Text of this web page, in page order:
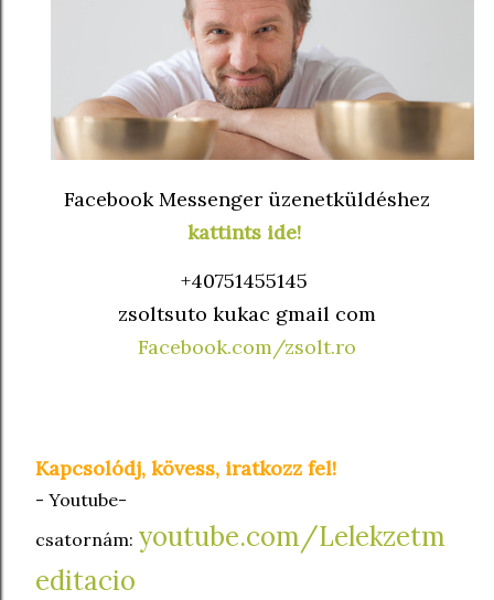
Facebook Messenger üzenetküldéshez
kattints ide!
+40751455145
zsoltsuto kukac gmail com
Facebook.com/zsolt.ro
Kapcsolódj, kövess, iratkozz fel!
- Youtube-
csatornám: youtube.com/Lelekzetm
editacio